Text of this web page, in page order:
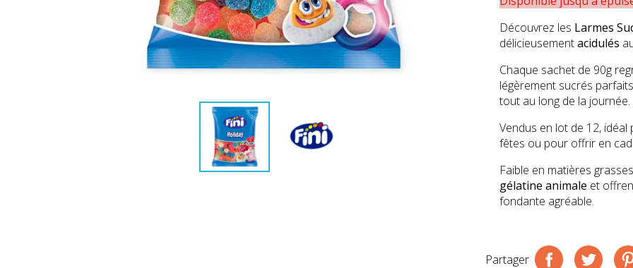
Découvrez les Larmes
délicieusementacidulés
Chaque sachet de 90g
légèrement sucrés
tout au long de la journée.
Vendus en lot de 12,
fêtes ou pour offrir en
Faible en matières
gélatine animale et
fondante agréable.
Partager